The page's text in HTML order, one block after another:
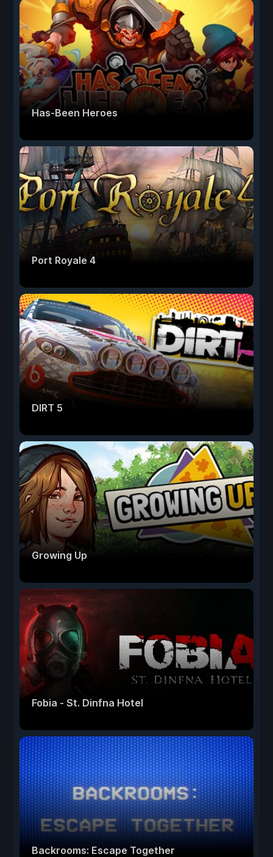
Has-Been Heroes
Port Royale 4
DIRT 5
Growing Up
Fobia - St. Dinfna Hotel
Backrooms: Escape Together